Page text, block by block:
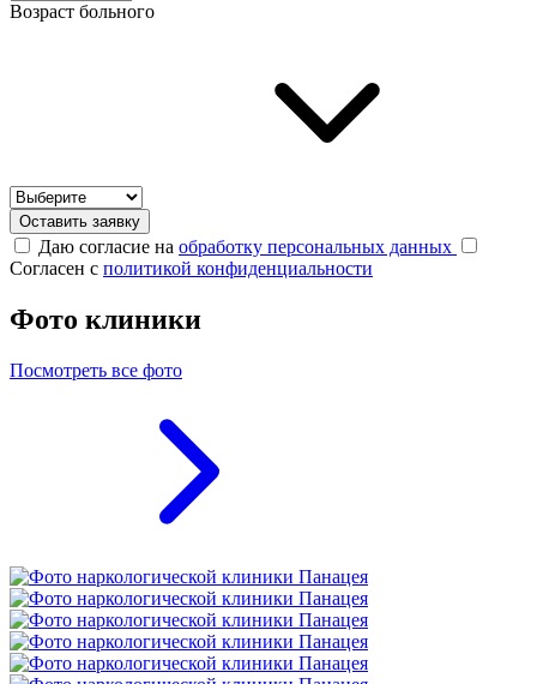
Возраст больного
Оставить заявку
Даю согласие на обработку персональных данных
Согласен с политикой конфиденциальности
Фото клиники
Посмотреть все фото